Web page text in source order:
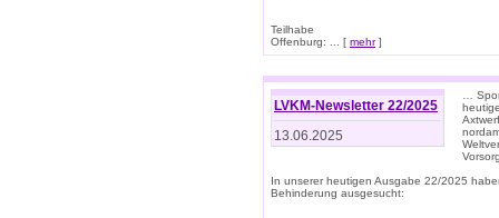
Teilhabe
Offenburg: ... [ mehr]
LVKM-Newsletter 22/2025
13.06.2025
…
In unserer heutigen Ausgabe 22/2025
Behinderung ausgesucht: